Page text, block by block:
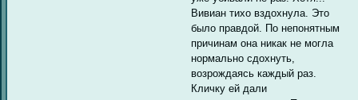
Вивиан тихо вздохнула. Это
было правдой. По непонятным
причинам она никак не могла
нормально сдохнуть,
возрождаясь каждый раз.
Кличку ей дали